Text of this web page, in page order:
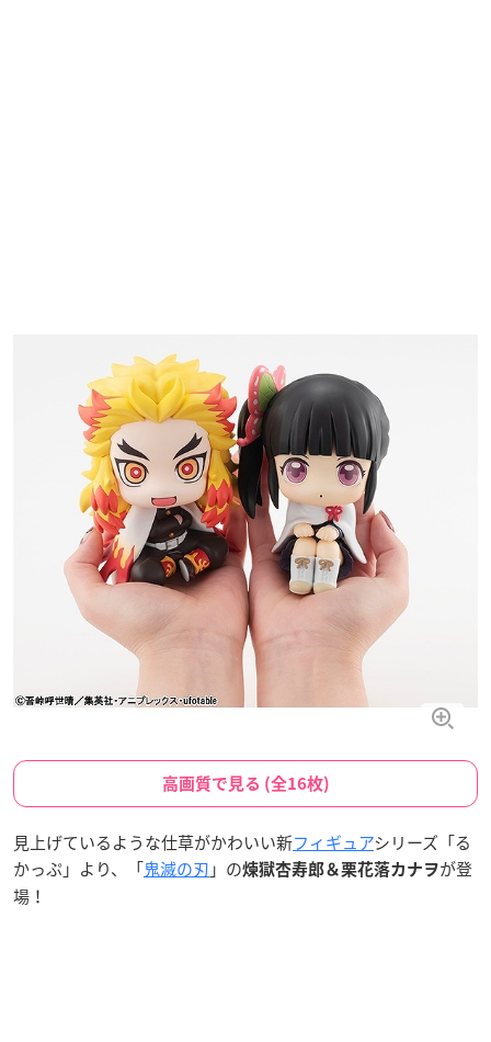
高画質で見る (全16枚)
見上げているような仕草がかわいい新フィギュアシリーズ「る
かっぷ」より、「鬼滅の刃 」の煉獄杏寿郎＆栗花落カナヲが登
場！